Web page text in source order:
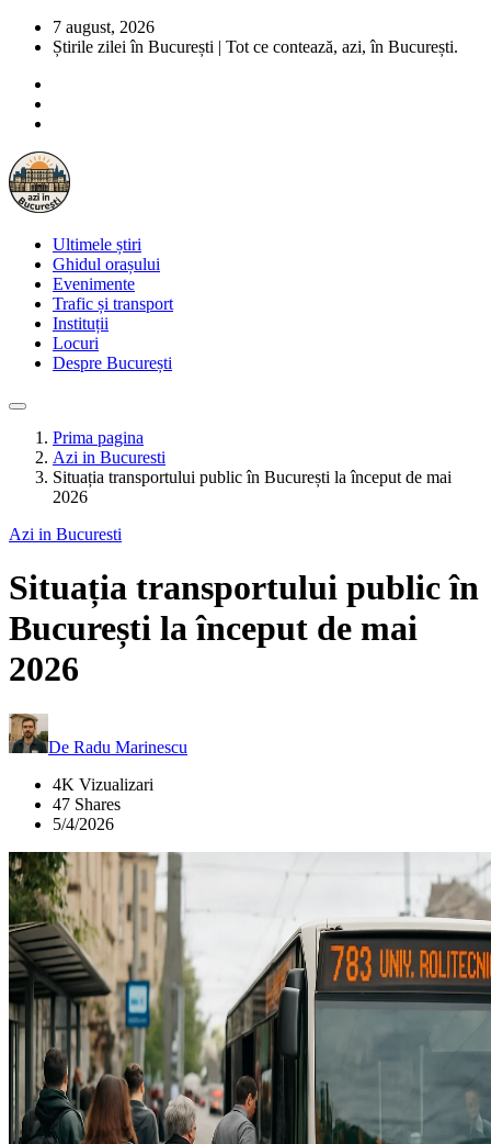
7 august, 2026
Știrile zilei în București | Tot ce contează, azi, în București.
Ultimele știri
Ghidul orașului
Evenimente
Trafic și transport
Instituții
Locuri
Despre București
Prima pagina
Azi in Bucuresti
Situația transportului public în București la început de mai
2026
Azi in Bucuresti
Situația transportului public în
București la început de mai
2026
De Radu Marinescu
4K Vizualizari
47 Shares
5/4/2026